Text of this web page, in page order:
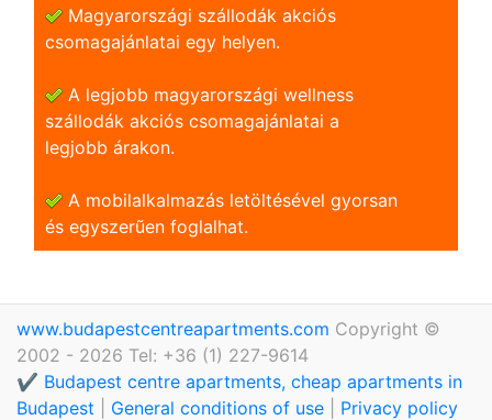
Magyarországi szállodák akciós
csomagajánlatai egy helyen.
A legjobb magyarországi wellness
szállodák akciós csomagajánlatai a
legjobb árakon.
A mobilalkalmazás letöltésével gyorsan
és egyszerũen foglalhat.
www.budapestcentreapartments.com Copyright ©
2002 - 2026 Tel: +36 (1) 227-9614
✔️ Budapest centre apartments, cheap apartments in
Budapest
General conditions of use Privacy policy